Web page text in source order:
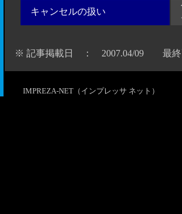
キャンセルの扱い
※ 記事掲載日 ： 2007.04/09 最終
IMPREZA-NET（インプレッサ ネット）